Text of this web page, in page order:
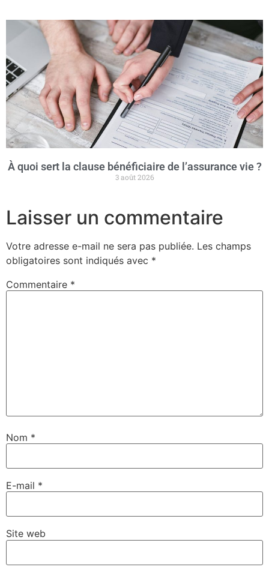
À quoi sert la clause bénéficiaire de l’assurance vie ?
3 août 2026
Laisser un commentaire
Votre adresse e-mail ne sera pas publiée. Les champs
obligatoires sont indiqués avec *
Commentaire *
Nom *
E-mail *
Site web